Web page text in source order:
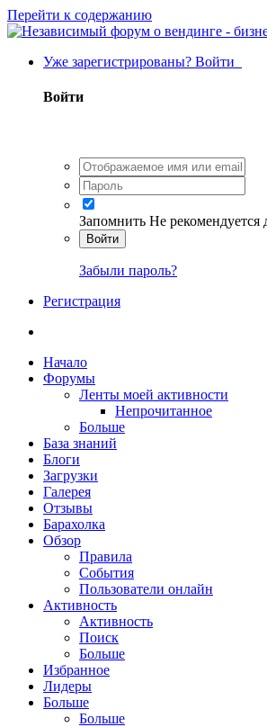
Перейти к содержанию
Уже зарегистрированы? Войти
Войти
Запомнить Не
Войти
Забыли пароль?
Регистрация
Начало
Форумы
Ленты моей активности
Непрочитанное
Больше
База знаний
Блоги
Загрузки
Галерея
Отзывы
Барахолка
Обзор
Правила
События
Пользователи онлайн
Активность
Активность
Поиск
Больше
Избранное
Лидеры
Больше
Больше